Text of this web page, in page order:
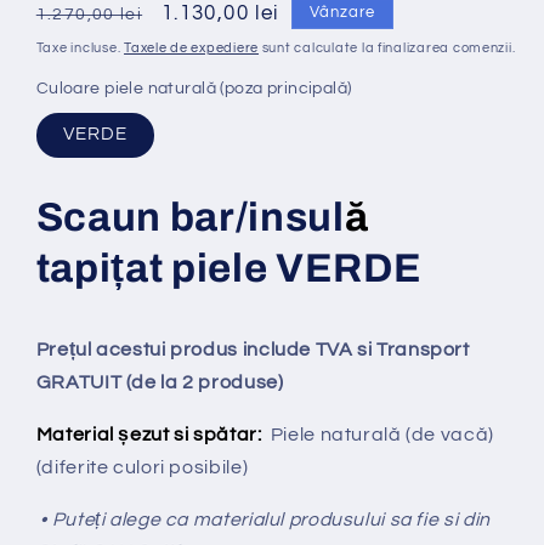
Preț
obișnuit
1.270,00 lei
Preț
redus
1.130,00 lei Vânzare
Taxe incluse.Taxele de expediere sunt calculate la finalizarea comenzii.
Culoare piele naturală (poza principală)
VERDE
Scaun bar/insulă
tapițat piele VERDE
Prețul acestui produs include TVA si Transport
GRATUIT (de la 2 produse)
Material șezut si spătar: Piele naturală (de vacă)
(diferite culori posibile)
• Puteți alege ca materialul produsului sa fie si din